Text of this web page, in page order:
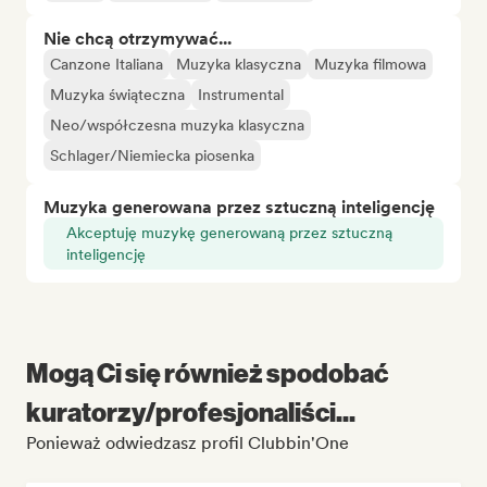
Nie chcą otrzymywać...
Canzone Italiana Muzyka klasyczna
Muzyka filmowa
Muzyka świąteczna
Instrumental
Neo/współczesna muzyka klasyczna
Schlager/Niemiecka piosenka
Muzyka generowana przez sztuczną inteligencję
Akceptuję muzykę generowaną przez sztuczną
inteligencję
Mogą Ci się również spodobać
kuratorzy/profesjonaliści...
Ponieważ odwiedzasz profil Clubbin'One